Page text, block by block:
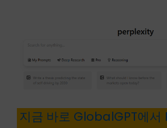
지금 바로 GlobalGPT에